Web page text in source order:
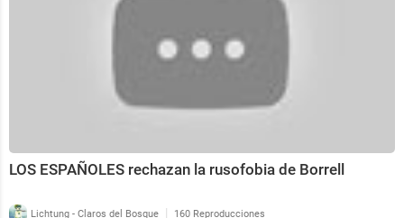
LOS ESPAÑOLES rechazan la rusofobia de Borrell
Lichtung - Claros del Bosque | 160 Reproducciones